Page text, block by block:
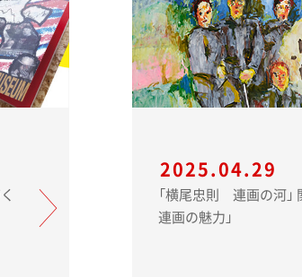
2025.04.29
「横尾忠則 連画の河」 関連企画 講
連画の魅力」